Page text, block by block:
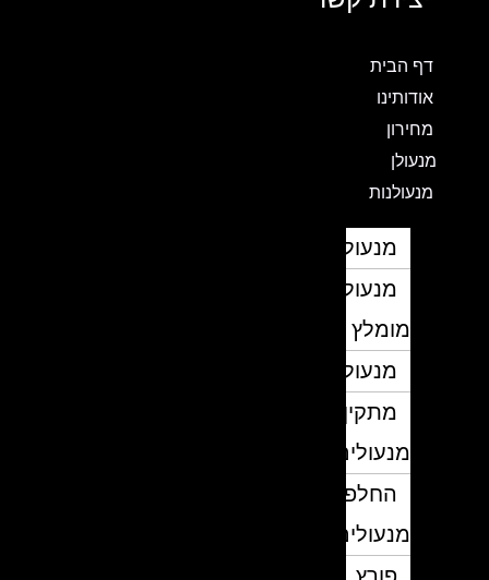
דף הבית
אודותינו
מחירון
מנעולן
מנעולנות
מנעולן
מנעולן
מומלץ
מנעולנים
מתקין
מנעולים
החלפת
מנעולים